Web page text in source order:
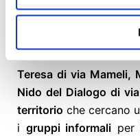
A lavori conclusi,
Teresa di via Mameli,
Nido del Dialogo di
territorio che cercano
i gruppi informali per